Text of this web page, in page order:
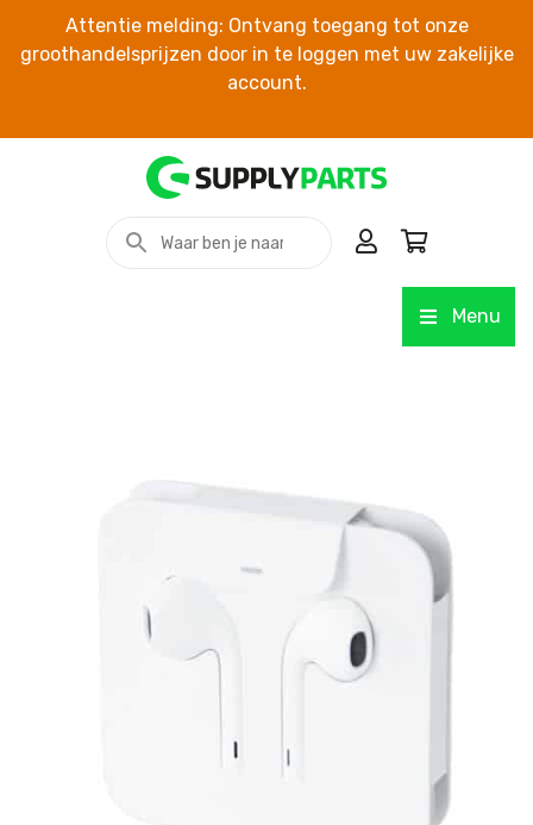
Attentie melding: Ontvang toegang tot onze
groothandelsprijzen door in te loggen met uw zakelijke
account.
Menu